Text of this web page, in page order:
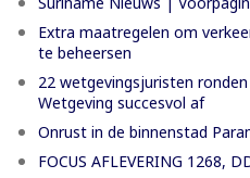
Extra maatregelen om
te beheersen
22 wetgevingsjuristen
Wetgeving succesvol af
Onrust in de binnenstad
FOCUS AFLEVERING 1268,